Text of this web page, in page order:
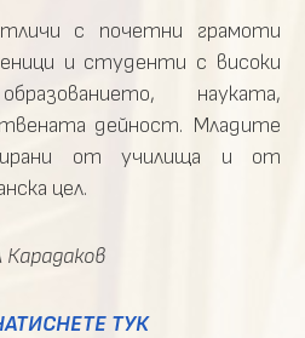
с почетни грамоти
и студенти с високи
науката,
дейност. Младите
от училища и от
цел.
ТУК